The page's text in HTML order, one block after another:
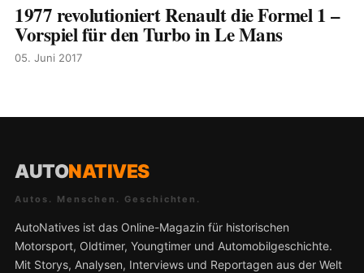
1977 revolutioniert Renault die Formel 1 –
Vorspiel für den Turbo in Le Mans
05. Juni 2017
AUTONATIVES
Autos. Menschen. Geschichten.
AutoNatives ist das Online-Magazin für historischen
Motorsport, Oldtimer, Youngtimer und Automobilgeschichte.
Mit Storys, Analysen, Interviews und Reportagen aus der Welt